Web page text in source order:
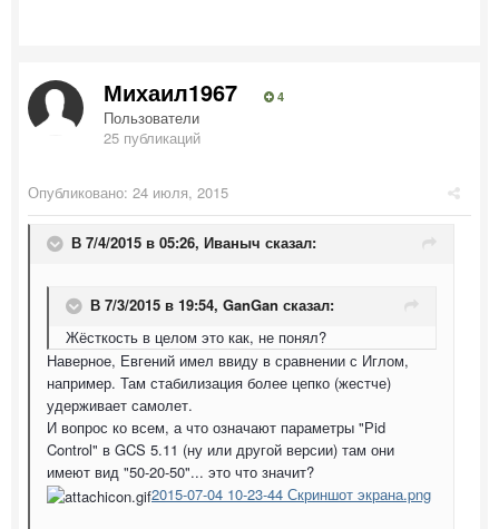
Михаил1967 4
Пользователи
25 публикаций
Опубликовано: 24 июля, 2015
В 7/4/2015 в 05:26, Иваныч сказал:
В 7/3/2015 в 19:54, GanGan сказал:
Жёсткость в целом это как, не понял?
Наверное, Евгений имел ввиду в сравнении с Иглом,
например. Там стабилизация более цепко (жестче)
удерживает самолет.
И вопрос ко всем, а что означают параметры "Рid
Control" в GCS 5.11 (ну или другой версии) там они
имеют вид "50-20-50"... это что значит?
2015-07-04 10-23-44 Скриншот экрана.png